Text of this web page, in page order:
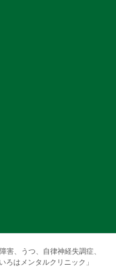
害、うつ、自律神経失調症、
ろはメンタルクリニック」